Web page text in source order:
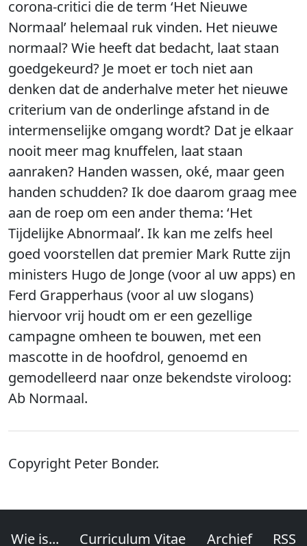
corona-critici die de term ‘Het Nieuwe
Normaal’ helemaal ruk vinden. Het nieuwe
normaal? Wie heeft dat bedacht, laat staan
goedgekeurd? Je moet er toch niet aan
denken dat de anderhalve meter het nieuwe
criterium van de onderlinge afstand in de
intermenselijke omgang wordt? Dat je elkaar
nooit meer mag knuffelen, laat staan
aanraken? Handen wassen, oké, maar geen
handen schudden? Ik doe daarom graag mee
aan de roep om een ander thema: ‘Het
Tijdelijke Abnormaal’. Ik kan me zelfs heel
goed voorstellen dat premier Mark Rutte zijn
ministers Hugo de Jonge (voor al uw apps) en
Ferd Grapperhaus (voor al uw slogans)
hiervoor vrij houdt om er een gezellige
campagne omheen te bouwen, met een
mascotte in de hoofdrol, genoemd en
gemodelleerd naar onze bekendste viroloog:
Ab Normaal.
Copyright Peter Bonder.
Wie is... Curriculum Vitae Archief RSS